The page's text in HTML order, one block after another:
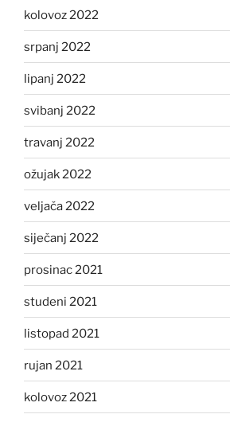
kolovoz 2022
srpanj 2022
lipanj 2022
svibanj 2022
travanj 2022
ožujak 2022
veljača 2022
siječanj 2022
prosinac 2021
studeni 2021
listopad 2021
rujan 2021
kolovoz 2021